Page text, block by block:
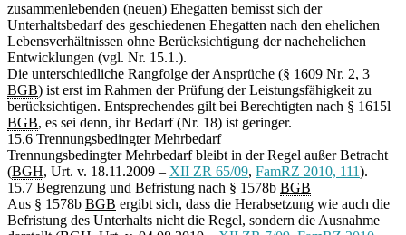
zusammenlebenden (neuen) Ehegatten bemisst sich der
Unterhaltsbedarf des geschiedenen Ehegatten nach den ehelichen
Lebensverhältnissen ohne Berücksichtigung der nachehelichen
Entwicklungen (vgl. Nr. 15.1.).
Die unterschiedliche Rangfolge der Ansprüche (§ 1609 Nr. 2, 3
BGB) ist erst im Rahmen der Prüfung der Leistungsfähigkeit zu
berücksichtigen. Entsprechendes gilt bei Berechtigten nach § 1615l
BGB, es sei denn, ihr Bedarf (Nr. 18) ist geringer.
15.6 Trennungsbedingter Mehrbedarf
Trennungsbedingter Mehrbedarf bleibt in der Regel außer Betracht
(BGH, Urt. v. 18.11.2009 – XII ZR 65/09, FamRZ 2010, 111).
15.7 Begrenzung und Befristung nach § 1578b BGB
Aus § 1578b BGB ergibt sich, dass die Herabsetzung wie auch die
Befristung des Unterhalts nicht die Regel, sondern die Ausnahme